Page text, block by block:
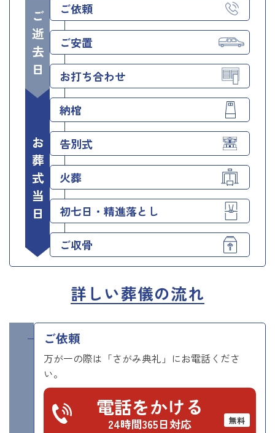
ご逝去日 ご依頼
ご安置
お打ち合わせ
お葬式当日
納棺
告別式
火葬
初七日・精進落とし
ご収骨
詳しい葬儀の流れ
ご依頼
万が一の際は「さがみ典礼」にお電話くださ
い。
電話をかける
24時間365日対応 無料